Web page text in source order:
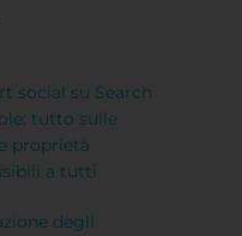
social su Search
tutto sulle
proprietà
a tutti
degli